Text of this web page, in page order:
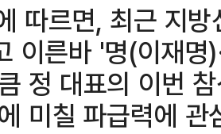
따르면, 최근 지
이른바 '명(이재
정 대표의 이번
미칠 파급력에